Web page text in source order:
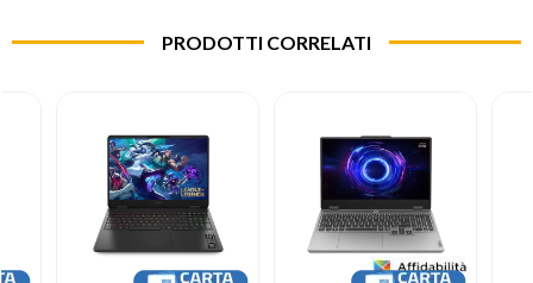
PRODOTTI CORRELATI